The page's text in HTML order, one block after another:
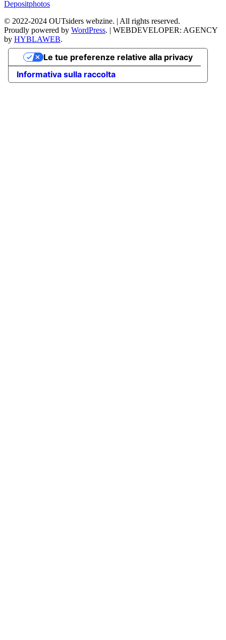
Depositphotos
© 2022-2024 OUTsiders webzine. | All rights reserved.
Proudly powered by WordPress. | WEBDEVELOPER: AGENCY
by HYBLAWEB.
Informativa sulla raccolta
Le tue preferenze relative alla privacy